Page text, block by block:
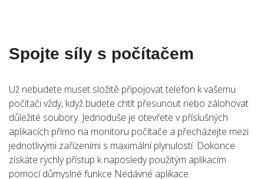
Spojte síly s počítačem
Už nebudete muset složitě připojovat telefon k vašemu
počítači vždy, když budete chtít přesunout nebo zálohovat
důležité soubory. Jednoduše je otevřete v příslušných
aplikacích přímo na monitoru počítače a přecházejte mezi
jednotlivými zařízeními s maximální plynulostí. Dokonce
získáte rychlý přístup k naposledy použitým aplikacím
pomocí důmyslné funkce Nedávné aplikace.